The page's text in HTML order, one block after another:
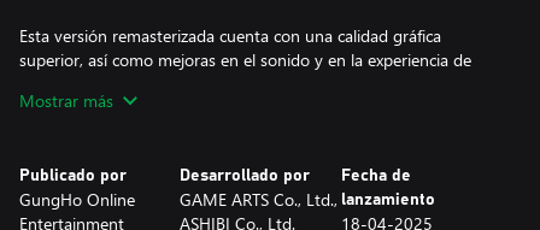
Esta versión remasterizada cuenta con una calidad gráfica
superior, así como mejoras en el sonido y en la experiencia de
noventa. ¡Será incluso mejor de lo que recordabas! Embárcate en
Mostrar más
Publicado por
GungHo Online
Entertainment
Desarrollado por
GAME ARTS Co., Ltd.,
ASHIBI Co., Ltd.
Fecha de
lanzamiento
18-04-2025